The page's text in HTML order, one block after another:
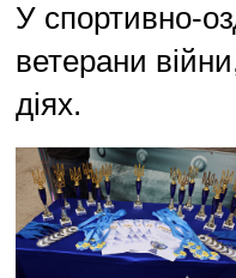
У спортивно-
ветерани
діях.